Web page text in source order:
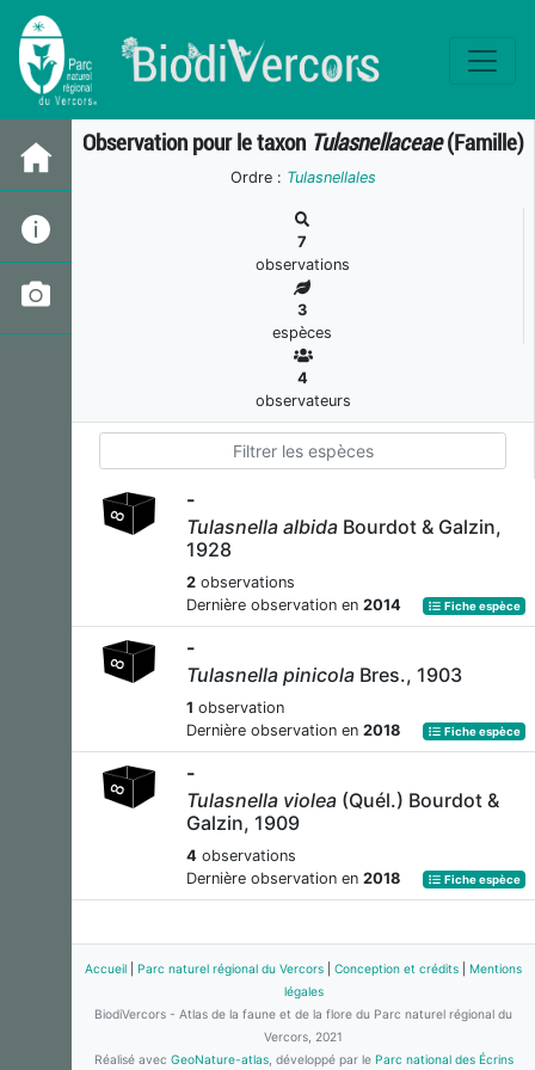
Observation pour le taxon Tulasnellaceae(Famille)
Ordre : Tulasnellales
7
observations
3
espèces
4
observateurs
-
Tulasnella albida Bourdot & Galzin,
1928
2 observations
Dernière observation en 2014 Fiche espèce
-
Tulasnella pinicola Bres., 1903
1 observation
Dernière observation en 2018 Fiche espèce
-
Tulasnella violea (Quél.) Bourdot &
Galzin, 1909
4 observations
Dernière observation en 2018 Fiche espèce
Accueil Parc naturel régional du Vercors Conception et crédits
Mentions
légales
BiodiVercors - Atlas de la faune et de la flore du Parc naturel régional du
Vercors, 2021
Réalisé avec GeoNature-atlas, développé par le Parc national des Écrins